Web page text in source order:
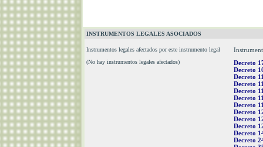
INSTRUMENTOS LEGALES ASOCIADOS
Instrumentos legales afectados por este instrumento legal
(No hay instrumentos legales afectados)
Decreto
Decreto
Decreto
Decreto
Decreto
Decreto
Decreto
Decreto
Decreto
Decreto
Decreto
Decreto